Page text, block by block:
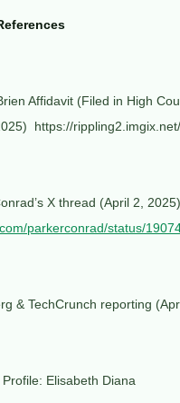
Affidavit (Filed in High
https://
X thread (April 2,
parkerconrad/status/
& TechCrunch reporting
Elisabeth Diana